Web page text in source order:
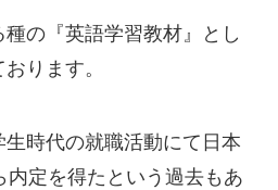
の『英語学習教材』とし
ります。
時代の就職活動にて日本
内定を得たという過去もあ